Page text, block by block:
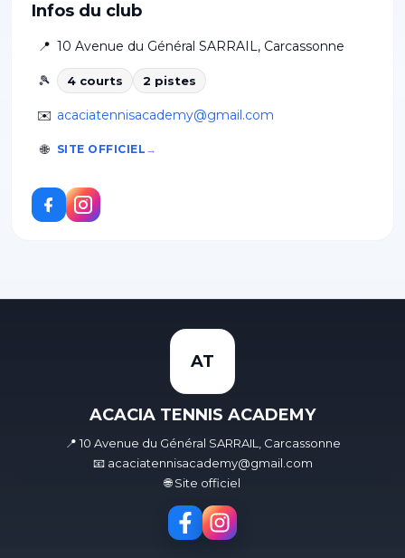
Infos du club
📍 10 Avenue du Général SARRAIL , Carcassonne
🎾 4 courts 2 pistes
✉️ acaciatennisacademy@gmail.com
🌐 SITE OFFICIEL
AT
ACACIA TENNIS ACADEMY
📍 10 Avenue du Général SARRAIL, Carcassonne
📧 acaciatennisacademy@gmail.com
🌐 Site officiel